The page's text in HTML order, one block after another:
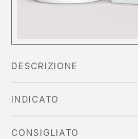
DESCRIZIONE
INDICATO
CONSIGLIATO